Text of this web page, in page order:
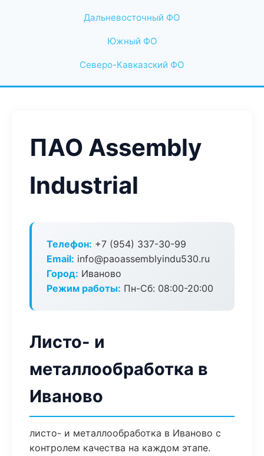
Дальневосточный ФО
Южный ФО
Северо-Кавказский ФО
ПАО Assembly
Industrial
Телефон: +7 (954) 337-30-99
Email: info@paoassemblyindu530.ru
Город: Иваново
Режим работы: Пн-Сб: 08:00-20:00
Листо- и
металлообработка в
Иваново
листо- и металлообработка в Иваново с
контролем качества на каждом этапе.